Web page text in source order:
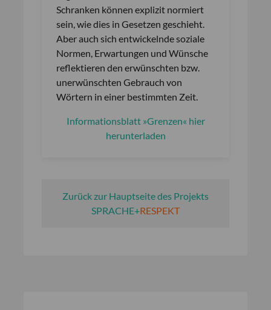
Schranken können explizit normiert
sein, wie dies in Gesetzen geschieht.
Aber auch sich entwickelnde soziale
Normen, Erwartungen und Wünsche
reflektieren den erwünschten bzw.
unerwünschten Gebrauch von
Wörtern in einer bestimmten Zeit.
Informationsblatt »Grenzen« hier
herunterladen
Zurück zur Hauptseite des Projekts
SPRACHE+RESPEKT